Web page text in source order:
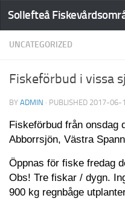
Sollefteå
UNCATEGORIZED
Fiskeförbud i vissa
BY ADMIN · PUBLISHED 2017-06-
Fiskeförbud från onsdag
Abborrsjön, Västra
Öppnas för fiske fredag
Obs! Tre fiskar / dygn.
900 kg regnbåge